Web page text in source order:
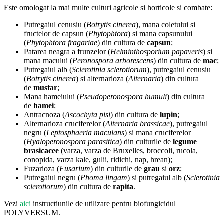
Este omologat la mai multe culturi agricole si horticole si combate:
Putregaiul cenusiu (Botrytis cinerea), mana coletului si
fructelor de capsun (Phytophtora) si mana capsunului
(Phytophtora fragariae) din cultura de capsun;
Patarea neagra a frunzelor (Helminthosporium papaveris) si
mana macului (Peronospora arborescens) din cultura de mac;
Putregaiul alb (Sclerotinia sclerotiorum), putregaiul cenusiu
(Botrytis cinerea) si alternarioza (Alternaria) din cultura
de mustar;
Mana hameiului (Pseudoperonospora humuli) din cultura
de hamei;
Antracnoza (Ascochyta pisi) din cultura de lupin;
Alternarioza cruciferelor (Alternaria brassicae), putregaiul
negru (Leptosphaeria maculans) si mana cruciferelor
(Hyaloperonospora parasitica) din culturile de legume
brasicacee (varza, varza de Bruxelles, broccoli, rucola,
conopida, varza kale, gulii, ridichi, nap, hrean);
Fuzarioza (Fusarium) din culturile de grau si orz;
Putregaiul negru (Phoma lingam) si putregaiul alb (Sclerotinia
sclerotiorum) din cultura de rapita.
Vezi aici instructiunile de utilizare pentru biofungicidul
POLYVERSUM.